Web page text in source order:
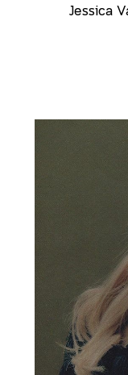
Jessica